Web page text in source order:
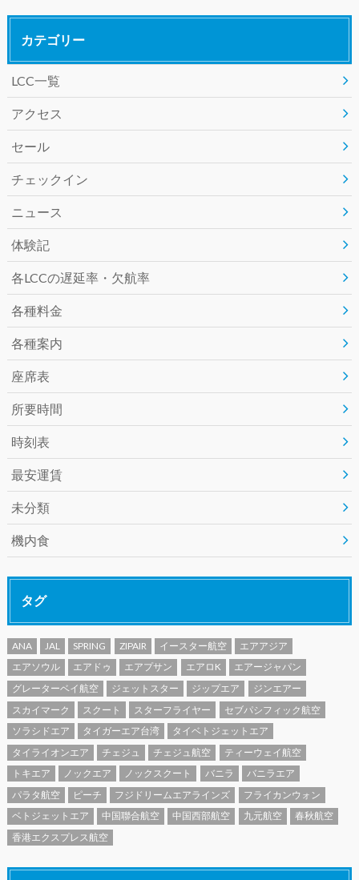
c
e
b
o
o
e
r
カテゴリー
LCC一覧
アクセス
セール
チェックイン
ニュース
体験記
各LCCの遅延率・欠航率
各種料金
各種案内
座席表
所要時間
時刻表
最安運賃
未分類
機内食
タグ
ANA JAL SPRING ZIPAIR イースター航空
エアアジア
エアソウル
エアドゥ エアプサン エアロK
エアージャパン
グレーターベイ航空
ジェットスター ジップエア
ジンエアー
スカイマーク
スクート スターフライヤー
セブパシフィック航空
ソラシドエア
タイガーエア台湾
タイベトジェットエア
タイライオンエア
チェジュ チェジュ航空
ティーウェイ航空
トキエア
ノックエア ノックスクート バニラ
バニラエア
パラタ航空
ピーチ フジドリームエアラインズ
フライカンウォン
ベトジェットエア
中国聯合航空 中国西部航空 九元航空
春秋航空
香港エクスプレス航空